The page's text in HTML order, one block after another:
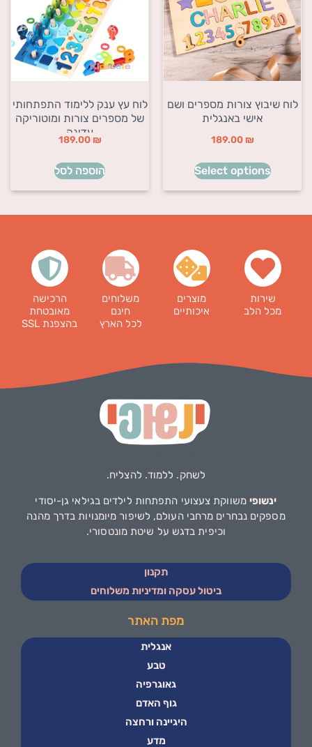
לוח שיבוץ צורות מספרים ושם
אישי באנגלית
189.00 ₪
Select options
לוח עץ ענק ללימוד התפתחותי
של מספרים צורות ומוטוריקה
עדינה
189.00 ₪
הוספה לסל
שירות
מכל הלב
מוצרים
איכותיים
משלוחים
חינם
לכל הארץ
הרכישה
מאובטחת
בהצפנת SSL
לשחק. ללמוד. להצליח.
ינשופי משווקת צעצועי התפתחות לילדים בגילאי גן-יסודי
מספקים נבחרים מרחבי העולם, לשיפור מיומנויות בדרך מהנה
וכיפית בדגש על שיטת מונטסורי.
תקנון
ביטול עסקה ומדיניות משלוחים
מפת האתר
אנגלית
טבע
גאוגרפיה
גוף האדם
היגיינה ורחצה
מדע